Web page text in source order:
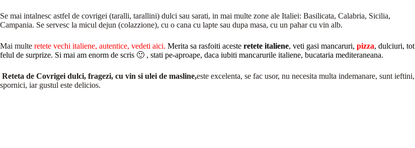
Se mai intalnesc astfel de covrigei (taralli, tarallini) dulci sau sarati, in mai multe zone ale Italiei: Basilicata, Calabria, Sicilia,
Campania. Se servesc la micul dejun (colazzione), cu o cana cu lapte sau dupa masa, cu un pahar cu vin alb.
Mai multe retete vechi italiene, autentice, vedeti aici. Merita sa rasfoiti aceste retete italiene, veti gasi mancaruri, pizza, dulciuri, tot
felul de surprize. Si mai am enorm de scris 🙂 , stati pe-aproape, daca iubiti mancarurile italiene, bucataria mediteraneana.
Reteta de Covrigei dulci, fragezi, cu vin si ulei de masline,este excelenta, se fac usor, nu necesita multa indemanare, sunt ieftini,
spornici, iar gustul este delicios.